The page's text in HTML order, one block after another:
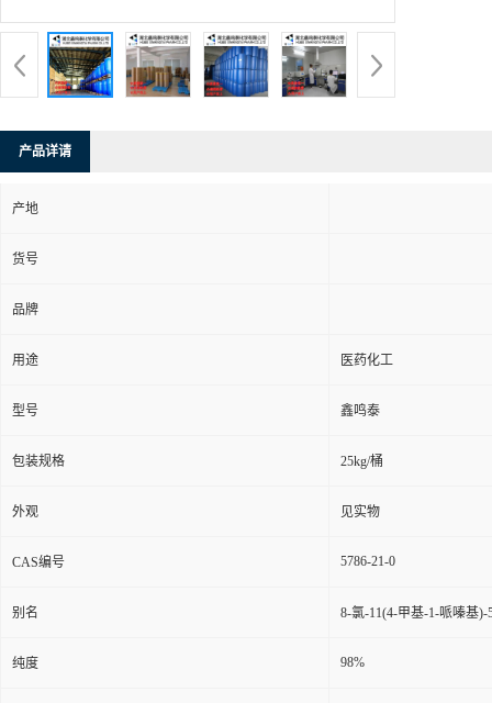
产品详请
产地
货号
品牌
用途 医药化工
型号 鑫鸣泰
包装规格 25kg/桶
外观 见实物
CAS编号 5786-21-0
别名 8-氯-11(4-甲基-1-哌嗪基
纯度 98%